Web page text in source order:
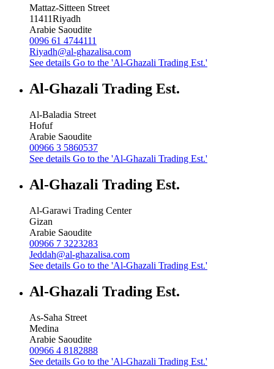
Mattaz-Sitteen Street
11411Riyadh
Arabie Saoudite
0096 61 4744111
Riyadh@al-ghazalisa.com
See details Go to the 'Al-Ghazali Trading Est.'
Al-Ghazali Trading Est.
Al-Baladia Street
Hofuf
Arabie Saoudite
00966 3 5860537
See details Go to the 'Al-Ghazali Trading Est.'
Al-Ghazali Trading Est.
Al-Garawi Trading Center
Gizan
Arabie Saoudite
00966 7 3223283
Jeddah@al-ghazalisa.com
See details Go to the 'Al-Ghazali Trading Est.'
Al-Ghazali Trading Est.
As-Saha Street
Medina
Arabie Saoudite
00966 4 8182888
See details Go to the 'Al-Ghazali Trading Est.'